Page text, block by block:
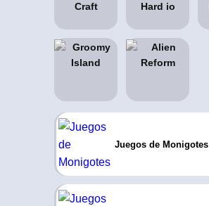
Juegos de Monigotes